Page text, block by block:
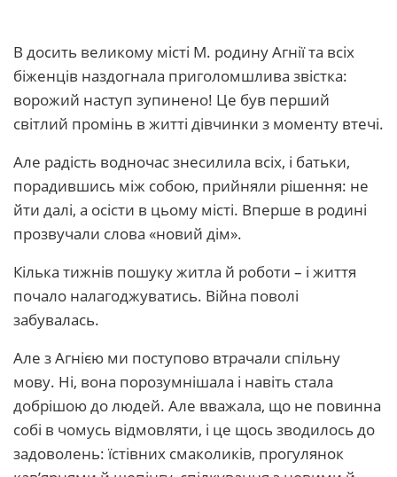
В досить великому місті М. родину Агнії та всіх
біженців наздогнала приголомшлива звістка:
ворожий наступ зупинено! Це був перший
світлий промінь в житті дівчинки з моменту втечі.
Але радість водночас знесилила всіх, і батьки,
порадившись між собою, прийняли рішення: не
йти далі, а осісти в цьому місті. Вперше в родині
прозвучали слова «новий дім».
Кілька тижнів пошуку житла й роботи – і життя
почало налагоджуватись. Війна поволі
забувалась.
Але з Агнією ми поступово втрачали спільну
мову. Ні, вона порозумнішала і навіть стала
добрішою до людей. Але вважала, що не повинна
собі в чомусь відмовляти, і це щось зводилось до
задоволень: їстівних смаколиків, прогулянок